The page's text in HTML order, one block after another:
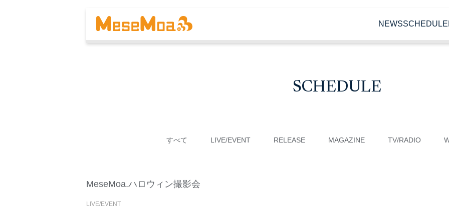
NEWSSCHEDULE
SCHEDULE
すべて LIVE/EVENT RELEASE MAGAZINE TV/RADIO
MeseMoa.ハロウィン撮影会
LIVE/EVENT